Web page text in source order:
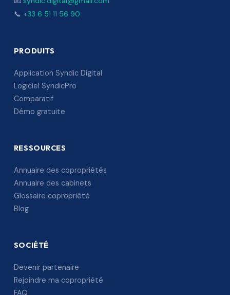
📞 +33 6 51 11 56 90
PRODUITS
Application Syndic Digital
Logiciel SyndicPro
Comparatif
Démo gratuite
RESSOURCES
Annuaire des copropriétés
Annuaire des cabinets
Glossaire copropriété
Blog
SOCIÉTÉ
Devenir partenaire
Rejoindre ma copropriété
FAQ